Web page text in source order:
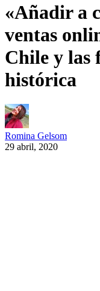
«Añadir a
ventas
Chile y las
histórica
Romina Gelsom
29 abril, 2020